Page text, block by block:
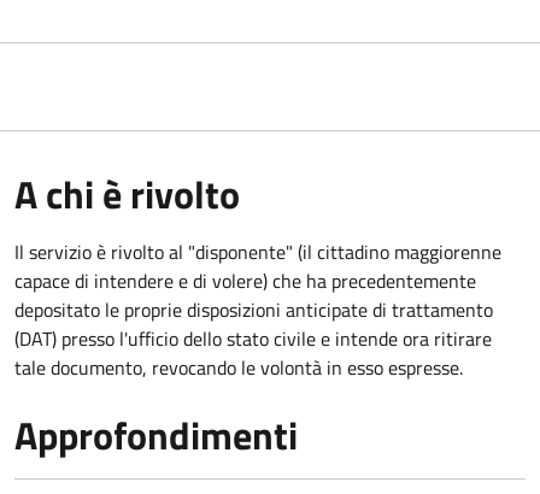
A chi è rivolto
Il servizio è rivolto al "disponente" (il cittadino maggiorenne
capace di intendere e di volere) che ha precedentemente
depositato le proprie disposizioni anticipate di trattamento
(DAT) presso l'ufficio dello stato civile e intende ora ritirare
tale documento, revocando le volontà in esso espresse.
Approfondimenti